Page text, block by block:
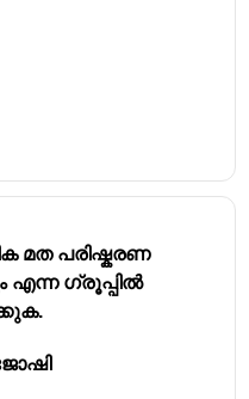
മത പരിഷ്കരണ
ഗ്രൂപ്പിൽ